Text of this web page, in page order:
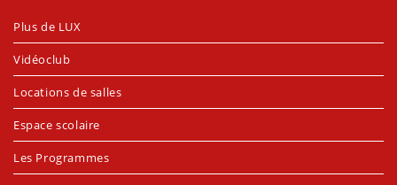
Plus de LUX
Vidéoclub
Locations de salles
Espace scolaire
Les Programmes